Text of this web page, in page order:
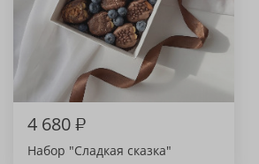
4 680₽
Набор "Сладкая сказка"